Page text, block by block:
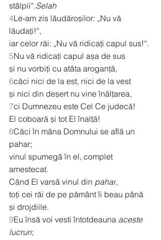
stâlpii“.Selah
4Le-am zis lăudăroșilor: „Nu vă
lăudați!“,
iar celor răi: „Nu vă ridicați capul sus!“.
5Nu vă ridicați capul așa de sus
și nu vorbiți cu atâta aroganță,
6căci nici de la est, nici de la vest
și nici din deșert nu vine înălțarea,
7ci Dumnezeu este Cel Ce judecă!
El coboară și tot El înalță!
8Căci în mâna Domnului se află un
pahar;
vinul spumegă în el, complet
amestecat.
Când El varsă vinul din pahar,
toți cei răi de pe pământ îi beau până
și drojdiile.
9Eu însă voi vesti întotdeauna aceste
lucruri;